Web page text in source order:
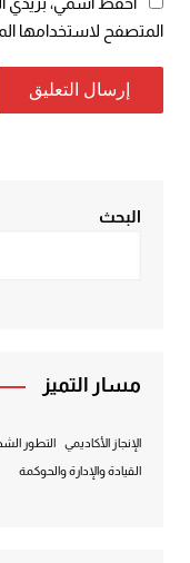
المتصفح لاستخدامها
البحث
مسار التميز
الإنجاز الأكاديمي التطور
القيادة والإدارة والحوكمة